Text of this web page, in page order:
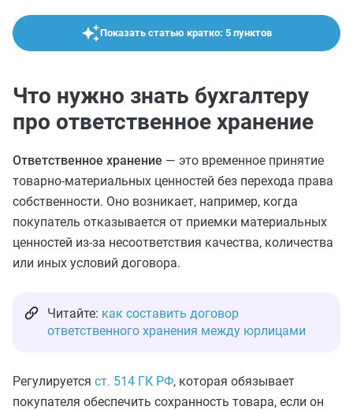
Показать статью кратко: 5 пунктов
Что нужно знать бухгалтеру
про ответственное хранение
Ответственное хранение — это временное принятие
товарно-материальных ценностей без перехода права
собственности. Оно возникает, например, когда
покупатель отказывается от приемки материальных
ценностей из-за несоответствия качества, количества
или иных условий договора.
Читайте: как составить договор
ответственного хранения между юрлицами
Регулируется ст. 514 ГК РФ, которая обязывает
покупателя обеспечить сохранность товара, если он